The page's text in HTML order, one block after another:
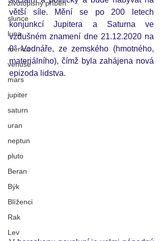
životopisný příběh
slunce
luna
merkur
venuše
mars
jupiter
saturn
uran
neptun
pluto
Beran
Býk
Blíženci
Rak
Lev
větší síle. Mění se po 200 letech
konjunkcí Jupitera a Saturna ve
vzdušném znamení dne 21.12.2020 na
0° Vodnáře, ze zemského (hmotného,
materiálního), čímž byla zahájena nová
epizoda lidstva.